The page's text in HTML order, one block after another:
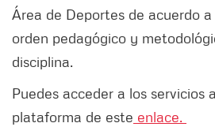
Área de Deportes de acuerdo
orden pedagógico y
disciplina.
Puedes acceder a los servicios
plataforma de este enlace.